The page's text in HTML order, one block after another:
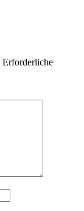
Erforderliche